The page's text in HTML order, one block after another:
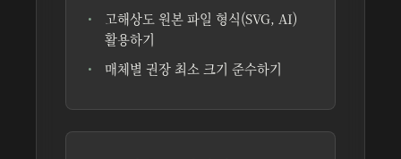
고해상도 원본 파일 형식(SVG, AI)
활용하기
매체별 권장 최소 크기 준수하기